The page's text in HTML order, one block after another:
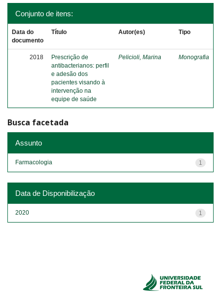
Conjunto de itens:
Data do
documento
Título Autor(es) Tipo
2018
Prescrição de
antibacterianos: perfil
e adesão dos
pacientes visando à
intervenção na
equipe de saúde
Pelicioli, Marina Monografia
Busca facetada
Assunto
1
Farmacologia
Data de Disponibilização
1
2020